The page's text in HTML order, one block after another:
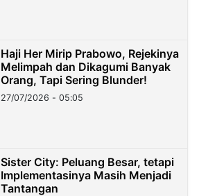
Haji Her Mirip Prabowo, Rejekinya
Melimpah dan Dikagumi Banyak
Orang, Tapi Sering Blunder!
27/07/2026 - 05:05
Sister City: Peluang Besar, tetapi
Implementasinya Masih Menjadi
Tantangan